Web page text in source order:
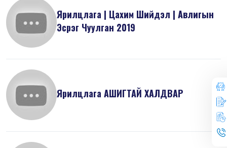
Ярилцлага | Цахим Шийдэл | Авлигын
Эсрэг Чуулган 2019
Ярилцлага АШИГТАЙ ХАЛДВАР